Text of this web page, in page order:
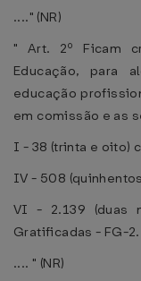
...." (NR)
" Art. 2º Ficam
Educação, para
educação
em comissão e as
I - 38 (trinta e oito)
IV - 508
VI - 2.139 (duas
Gratificadas - FG-2.
.... " (NR)